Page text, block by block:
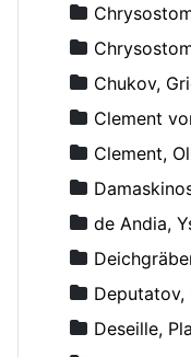
Chukov,
Clement
Clement,
de Andia,
Deputatov,
Deseille,